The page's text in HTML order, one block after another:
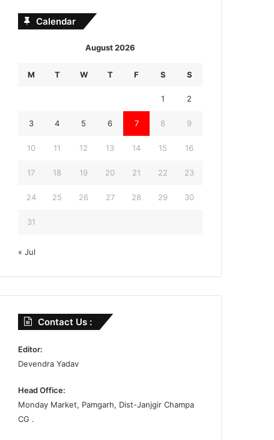
Calendar
August 2026
M T W T F S S
1 2
3 4 5 6 7 8 9
10 11 12 13 14 15 16
17 18 19 20 21 22 23
24 25 26 27 28 29 30
31
« Jul
Contact Us :
Editor:
Devendra Yadav
Head Office:
Monday Market, Pamgarh, Dist-Janjgir Champa
CG .